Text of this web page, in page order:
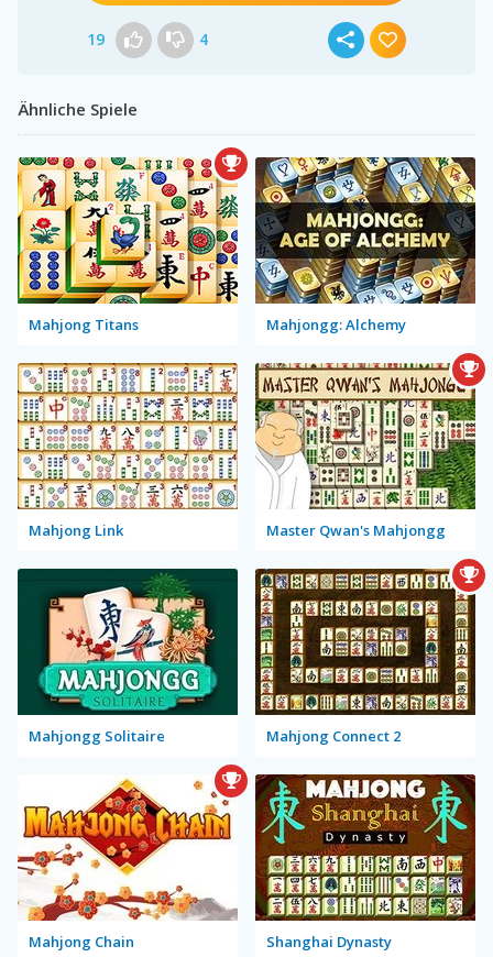
19 4
Ähnliche Spiele
Mahjong Titans Mahjongg: Alchemy
Mahjong Link Master Qwan's Mahjongg
Mahjongg Solitaire Mahjong Connect 2
Mahjong Chain Shanghai Dynasty